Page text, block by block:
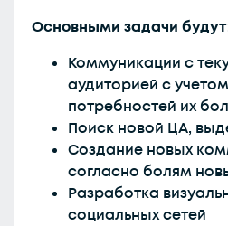
Основными задачи
Коммуникации с
аудиторией с
потребностей их
Поиск новой ЦА,
Создание новых
согласно болям
Разработка
социальных сетей